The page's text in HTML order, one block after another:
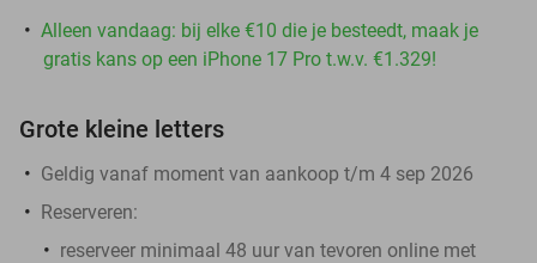
Alleen vandaag: bij elke €10 die je besteedt, maak je
gratis kans op een iPhone 17 Pro t.w.v. €1.329!
Grote kleine letters
Geldig vanaf moment van aankoop t/m 4 sep 2026
Reserveren:
reserveer minimaal 48 uur van tevoren online met